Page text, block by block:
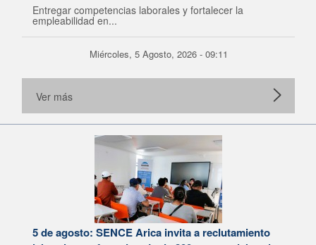
Entregar competencias laborales y fortalecer la
empleabilidad en...
Miércoles, 5 Agosto, 2026 - 09:11
Ver más
5 de agosto: SENCE Arica invita a reclutamiento